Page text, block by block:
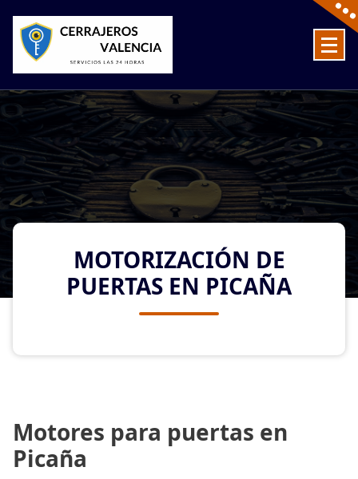
content
MOTORIZACIÓN DE
PUERTAS EN PICAÑA
Motores para puertas en
Picaña